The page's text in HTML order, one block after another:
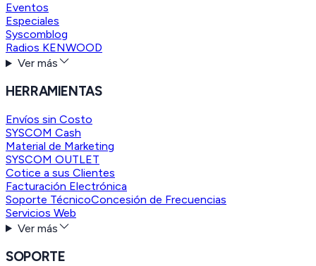
Eventos
Especiales
Syscomblog
Radios KENWOOD
Ver más
HERRAMIENTAS
Envíos sin Costo
SYSCOM Cash
Material de Marketing
SYSCOM OUTLET
Cotice a sus Clientes
Facturación Electrónica
Soporte TécnicoConcesión de Frecuencias
Servicios Web
Ver más
SOPORTE